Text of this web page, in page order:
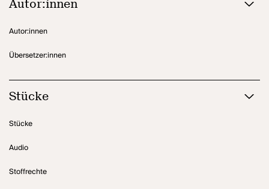
Autor:innen
Autor:innen
Übersetzer:innen
Stücke
Stücke
Audio
Stoffrechte